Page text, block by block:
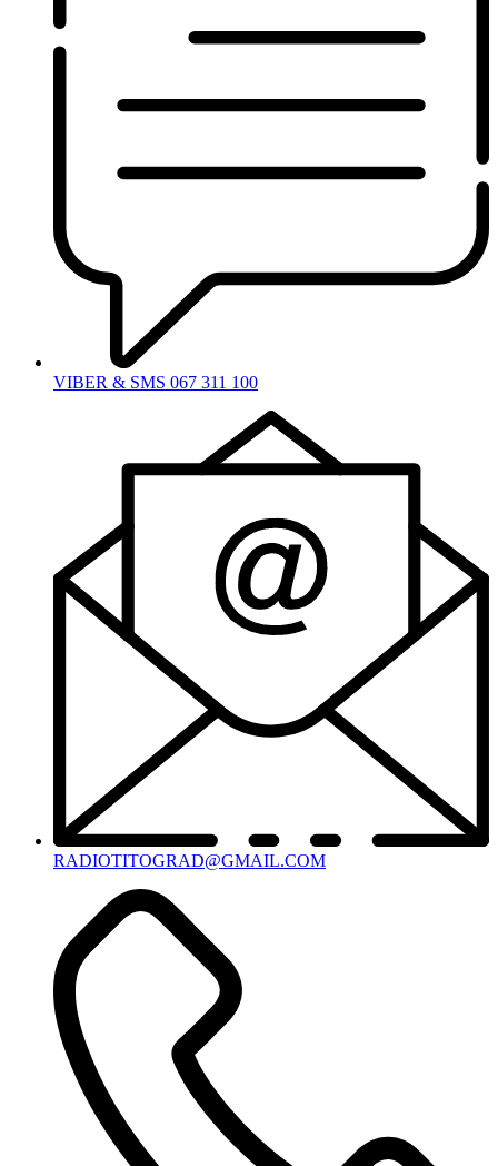
VIBER & SMS 067 311 100
RADIOTITOGRAD@GMAIL.COM